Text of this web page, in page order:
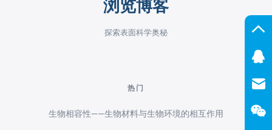
浏览博客
探索表面科学奥秘
热门
生物相容性——生物材料与生物环境的相互作用